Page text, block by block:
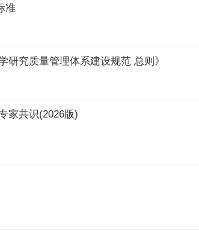
准
研究质量管理体系建设规范 总则》
家共识(2026版)